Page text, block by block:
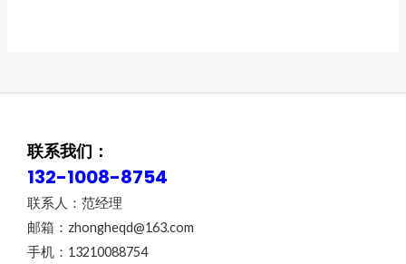
联系我们：
132-1008-8754
联系人：范经理
邮箱：zhongheqd@163.com
手机：13210088754